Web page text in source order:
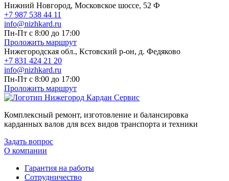
Нижний Новгород, Московское шоссе, 52 Ф
+7 987 538 44 11
info@nizhkard.ru
Пн-Пт с 8:00 до 17:00
Проложить маршрут
Нижегородская обл., Кстовский р-он, д. Федяково
+7 831 424 21 20
info@nizhkard.ru
Пн-Пт с 8:00 до 17:00
Проложить маршрут
Комплексный ремонт, изготовление и балансировка
карданных валов для всех видов транспорта и техники
Задать вопрос
О компании
Гарантия на работы
Сотрудничество